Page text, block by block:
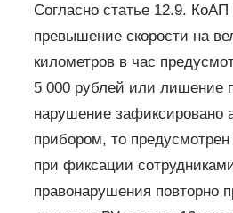
Согласно статье 12.9.
превышение скорости на
километров в час
5 000 рублей или лишение
нарушение зафиксировано
прибором, то
при фиксации
правонарушения повторно